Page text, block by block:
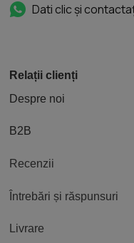
Dati clic și
Relații clienți
Despre noi
B2B
Recenzii
Întrebări și răspunsuri
Livrare